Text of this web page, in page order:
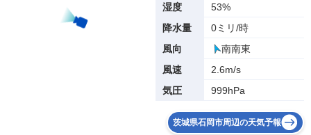
湿度
53%
降水量
0ミリ/時
風向
南南東
風速
2.6m/s
気圧
999hPa
茨城県石岡市周辺の天気予報